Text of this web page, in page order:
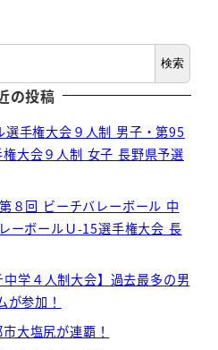
検索
の投稿
手権大会９人制 男子・第95
大会９人制 女子 長野県予選
８回 ビーチバレーボール 中
ーボールＵ-15選手権大会 長
中学４人制大会】過去最多の男
参加！
大塩尻が連覇！